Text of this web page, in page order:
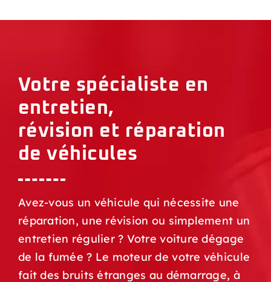
Votre spécialiste en
entretien,
révision et réparation
de véhicules
Avez-vous un véhicule qui nécessite une
réparation, une révision ou simplement un
entretien régulier ? Votre voiture dégage
de la fumée ? Le moteur de votre véhicule
fait des bruits étranges au démarrage, à